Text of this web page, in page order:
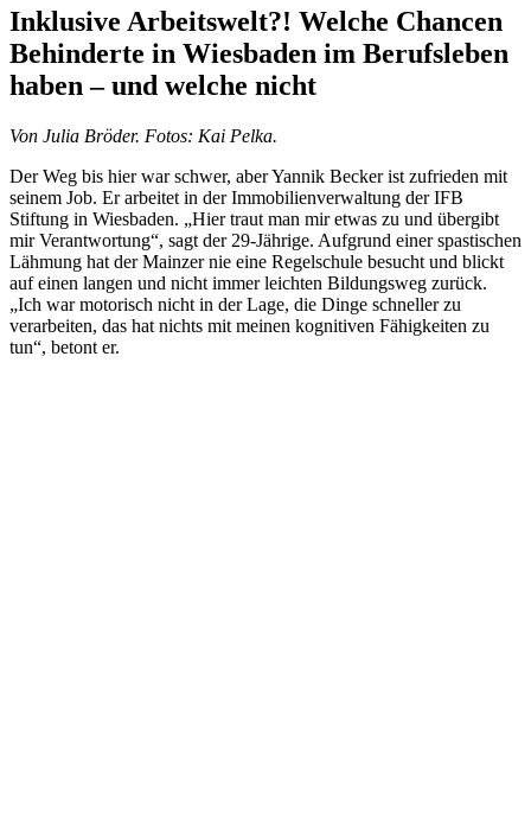
Inklusive Arbeitswelt?! Welche Chancen
Behinderte in Wiesbaden im Berufsleben
haben – und welche nicht
Von Julia Bröder. Fotos: Kai Pelka.
Der Weg bis hier war schwer, aber Yannik Becker ist zufrieden mit
seinem Job. Er arbeitet in der Immobilienverwaltung der IFB
Stiftung in Wiesbaden. „Hier traut man mir etwas zu und übergibt
mir Verantwortung“, sagt der 29-Jährige. Aufgrund einer spastischen
Lähmung hat der Mainzer nie eine Regelschule besucht und blickt
auf einen langen und nicht immer leichten Bildungsweg zurück.
„Ich war motorisch nicht in der Lage, die Dinge schneller zu
verarbeiten, das hat nichts mit meinen kognitiven Fähigkeiten zu
tun“, betont er.